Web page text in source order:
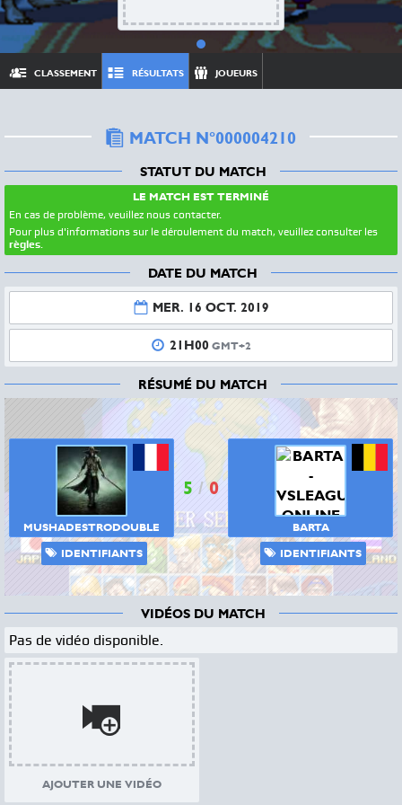
CLASSEMENT RÉSULTATS JOUEURS
MATCH N°000004210
STATUT DU MATCH
LE MATCH EST TERMINÉ
En cas de problème, veuillez nous contacter.
Pour plus d'informations sur le déroulement du match, veuillez consulter les
règles.
DATE DU MATCH
MER. 16 OCT. 2019
21H00 GMT+2
RÉSUMÉ DU MATCH
MUSHADESTRODOUBLE
IDENTIFIANTS
5 /0
BARTA
IDENTIFIANTS
VIDÉOS DU MATCH
Pas de vidéo disponible.
AJOUTER UNE VIDÉO